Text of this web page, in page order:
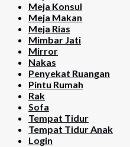
Meja Konsul
Meja Makan
Meja Rias
Mimbar Jati
Mirror
Nakas
Penyekat Ruangan
Pintu Rumah
Rak
Sofa
Tempat Tidur
Tempat Tidur Anak
Login